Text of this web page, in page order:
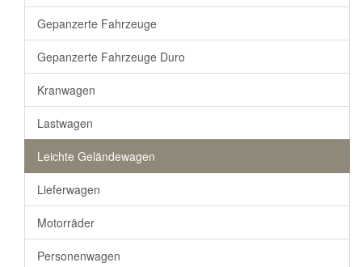
Gepanzerte Fahrzeuge
Gepanzerte Fahrzeuge Duro
Kranwagen
Lastwagen
Leichte Geländewagen
Lieferwagen
Motorräder
Personenwagen